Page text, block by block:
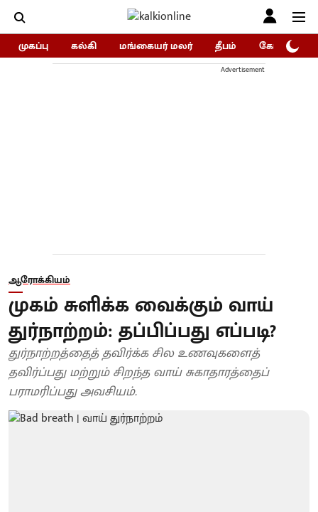
முகப்பு கல்கி மங்கையர் மலர் தீபம் கோகுலம்/
Advertisement
ஆரோக்கியம்
முகம் சுளிக்க வைக்கும் வாய்
துர்நாற்றம்: தப்பிப்பது எப்படி?
துர்நாற்றத்தைத் தவிர்க்க சில உணவுகளைத்
தவிர்ப்பது மற்றும் சிறந்த வாய் சுகாதாரத்தைப்
பராமரிப்பது அவசியம்.